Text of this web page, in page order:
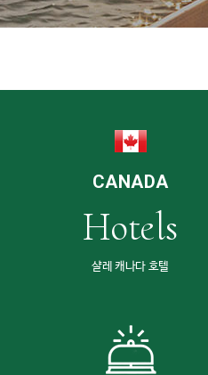
CANADA
Hotels
샬레 캐나다 호텔